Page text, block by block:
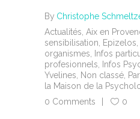
By Christophe
Actualités Aix en
sensibilisation
Epizelos
organismes
Infos
profesionnels
Infos
Yvelines
Non classé
la Maison de la
0 Comments
0